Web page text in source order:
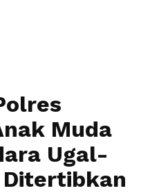
Muda
Ugal-